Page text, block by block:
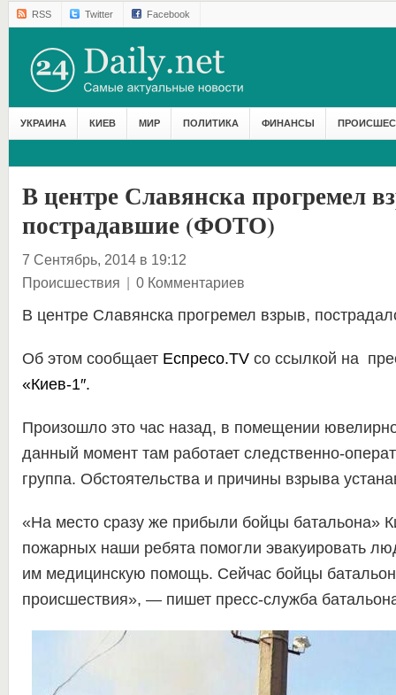
RSS Twitter Facebook
УКРАИНА КИЕВ МИР ПОЛИТИКА ФИНАНСЫ
В центре Славянска прогремел
пострадавшие (ФОТО)
7 Сентябрь, 2014 в 19:12
Происшествия | 0 Комментариев
В центре Славянска прогремел взрыв,
Об этом сообщает Еспресо.TVсо ссылкой на
«Киев-1″.
Произошло это час назад, в помещении
данный момент там работает следственно-
группа. Обстоятельства и причины взрыва
«На место сразу же прибыли бойцы батальона»
пожарных наши ребята помогли эвакуировать
им медицинскую помощь. Сейчас бойцы
происшествия», — пишет пресс-служба